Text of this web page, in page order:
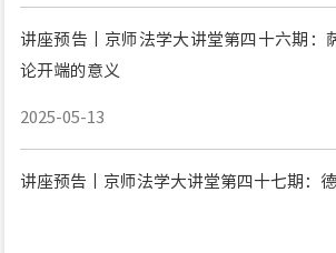
讲座预告丨京师法学大讲堂第四十六期：
论开端的意义
2025-05-13
讲座预告丨京师法学大讲堂第四十七期：